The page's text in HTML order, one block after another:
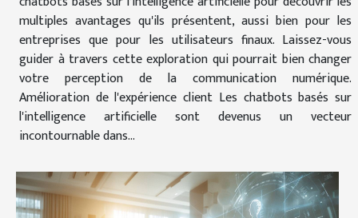
multiples avantages qu'ils présentent, aussi bien pour les
entreprises que pour les utilisateurs finaux. Laissez-vous
guider à travers cette exploration qui pourrait bien changer
votre perception de la communication numérique.
Amélioration de l'expérience client Les chatbots basés sur
l'intelligence artificielle sont devenus un vecteur
incontournable dans...